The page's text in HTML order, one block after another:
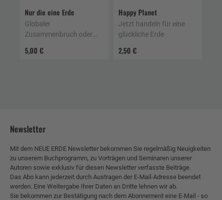
Nur die eine Erde
5,00 €
Globaler
Zusammenbruch oder
Wahl
Happy Planet
2,50 €
Jetzt handeln für eine
glückliche Erde
Newsletter
Mit dem NEUE ERDE Newsletter bekommen Sie regelmäßig Neuigkeiten
zu unserem Buchprogramm, zu Vorträgen und Seminaren unserer
Autoren sowie exklusiv für diesen Newsletter verfasste Beiträge.
Das Abo kann jederzeit durch Austragen der E-Mail-Adresse beendet
werden. Eine Weitergabe Ihrer Daten an Dritte lehnen wir ab.
Sie bekommen zur Bestätigung nach dem Abonnement eine E-Mail - so